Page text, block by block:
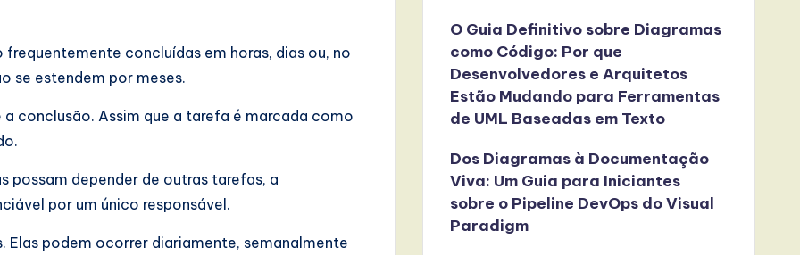
frequentemente concluídas em horas, dias ou, no
se estendem por meses.
a conclusão. Assim que a tarefa é marcada como
possam depender de outras tarefas, a
por um único responsável.
Elas podem ocorrer diariamente, semanalmente
O Guia Definitivo sobre Diagramas
como Código: Por que
Desenvolvedores e Arquitetos
Estão Mudando para Ferramentas
de UML Baseadas em Texto
Dos Diagramas à Documentação
Viva: Um Guia para Iniciantes
sobre o Pipeline DevOps do Visual
Paradigm